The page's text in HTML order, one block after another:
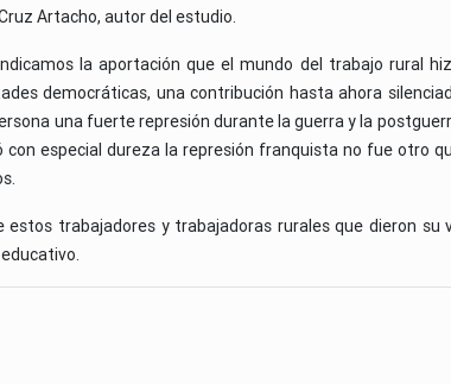
Artacho, autor del estudio.
la aportación que el mundo del trabajo rural
democráticas, una contribución hasta ahora
una fuerte represión durante la guerra y la
con especial dureza la represión franquista no fue otro
trabajadores y trabajadoras rurales que dieron su